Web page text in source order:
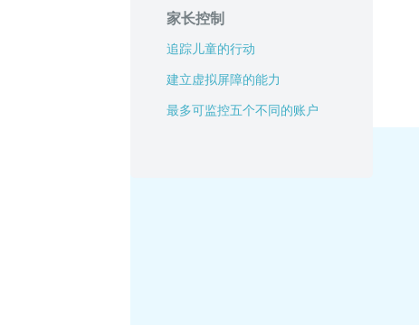
家长控制
追踪儿童的行动
建立虚拟屏障的能力
最多可监控五个不同的账户